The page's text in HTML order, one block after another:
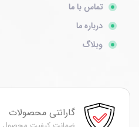
تماس با ما
درباره ما
وبلاگ
گارانتی محصولات